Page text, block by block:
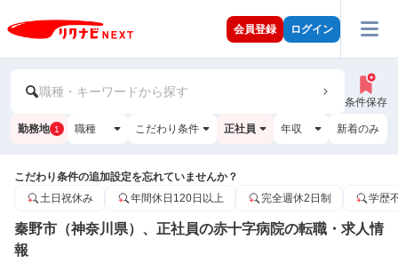
会員登録 ログイン
職種・キーワードから探す
条件保存
勤務地 1 職種 こだわり条件 正社員 年収 新着のみ
こだわり条件の追加設定を忘れていませんか？
土日祝休み
年間休日120日以上 完全週休2日制 学歴
秦野市（神奈川県）、正社員の赤十字病院の転職・求人情
報